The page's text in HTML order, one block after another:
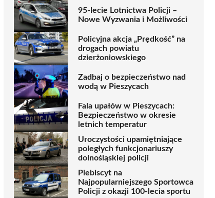
95-lecie Lotnictwa Policji –
Nowe Wyzwania i Możliwości
Policyjna akcja „Prędkość” na
drogach powiatu
dzierżoniowskiego
Zadbaj o bezpieczeństwo nad
wodą w Pieszycach
Fala upałów w Pieszycach:
Bezpieczeństwo w okresie
letnich temperatur
Uroczystości upamiętniające
poległych funkcjonariuszy
dolnośląskiej policji
Plebiscyt na
Najpopularniejszego Sportowca
Policji z okazji 100-lecia sportu